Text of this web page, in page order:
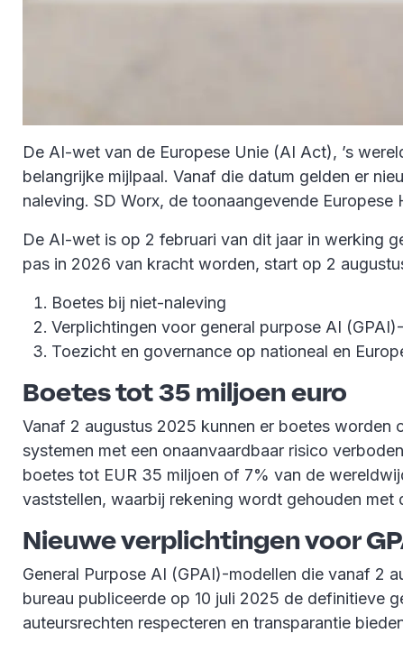
De AI-wet van de Europese Unie (AI Act), ’s
belangrijke mijlpaal. Vanaf die datum gelden er
naleving. SD Worx, de toonaangevende
De AI-wet is op 2 februari van dit jaar in werking
pas in 2026 van kracht worden, start op 2
Boetes bij niet-naleving
Verplichtingen voor general purpose AI
Toezicht en governance op nationeal en
Boetes tot 35 miljoen euro
Vanaf 2 augustus 2025 kunnen er boetes worden
systemen met een onaanvaardbaar risico
boetes tot EUR 35 miljoen of 7% van de
vaststellen, waarbij rekening wordt gehouden met
Nieuwe verplichtingen voor
General Purpose AI (GPAI)-modellen die vanaf 2
bureau publiceerde op 10 juli 2025 de definitieve
auteursrechten respecteren en transparantie